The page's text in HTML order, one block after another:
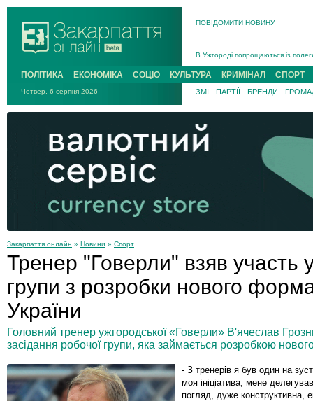
ПОВІДОМИТИ НОВИНУ
В Ужгороді попрощаються із
В Ужгороді 5 серпня
Підтвердили загибель
На війні з рф поліг військовий з
На Хустщині внаслідок ДТП за
Інструктора районного ТЦК на
ПОЛІТИКА ЕКОНОМІКА СОЦІО КУЛЬТУРА КРИМІНАЛ СПОРТ
Четвер, 6 серпня 2026 ЗМІ ПАРТІЇ БРЕНДИ
Закарпаття онлайн » Новини » Спорт
Тренер "Говерли" взяв участь
групи з розробки нового
України
Головний тренер ужгородської «Говерли» В'ячеслав
засідання робочої групи, яка займається розробкою
- З тренерів я був один на
моя ініціатива, мене
погляд, дуже конструктивна,